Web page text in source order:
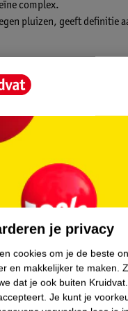
complex.
pluizen, geeft definitie
krullen verbeterde en dat
aan op elk deel. Je
uitspoelen met schoon
van drie weken.
tot Huismerkproduct
je privacy
cookies om je de beste
en makkelijker te maken.
dat je ook buiten
Je kunt je